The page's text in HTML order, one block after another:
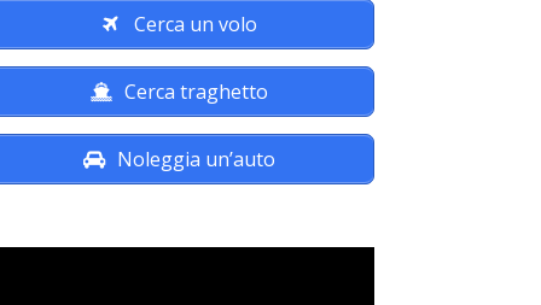
Cerca un volo
Cerca traghetto
Noleggia un’auto